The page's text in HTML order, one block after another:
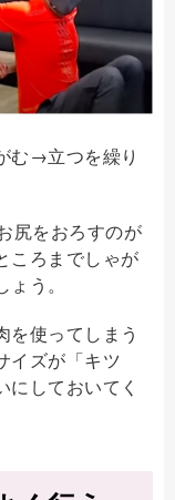
む→立つを繰り
尻をおろすのが
ころまでしゃが
う。
を使ってしまう
イズが「キツ
しておいてく